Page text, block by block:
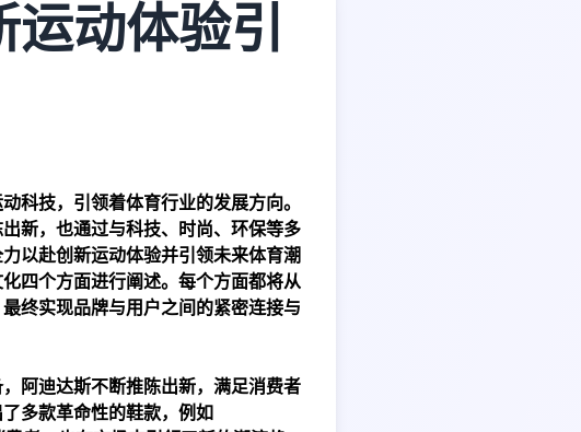
动体验引
科技，引领着体育行业的发展方向。
新，也通过与科技、时尚、环保等多
以赴创新运动体验并引领未来体育潮
四个方面进行阐述。每个方面都将从
终实现品牌与用户之间的紧密连接与
阿迪达斯不断推陈出新，满足消费者
多款革命性的鞋款，例如